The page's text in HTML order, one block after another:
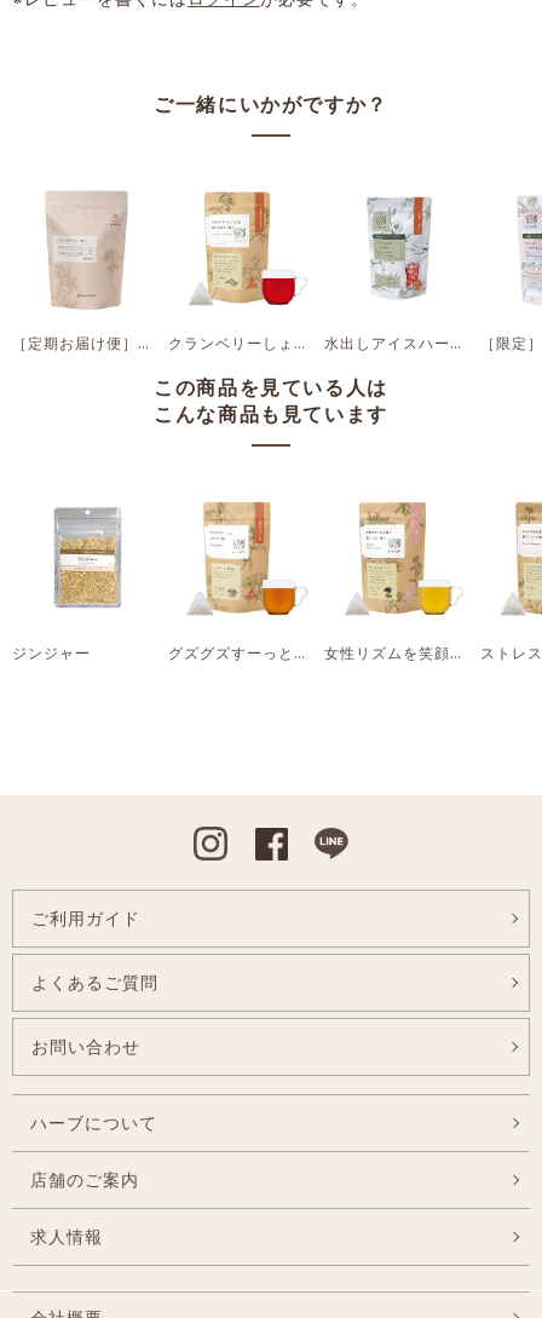
ご一緒にいかがですか？
［定期お届け便］クランベリーしょうが茶 ぽかぽかしたい時に クランベリーしょうが茶 ぽかぽかしたい時に 水出しアイスハーブティー ハイビスカス＆レモングラス
この商品を見ている人は
こんな商品も見ています
ジンジャー グズグズすーっとさせたい時に 女性リズムを笑顔で過ごしたい時に
Instagram
ご利用ガイド
よくあるご質問
お問い合わせ
ハーブについて
店舗のご案内
求人情報